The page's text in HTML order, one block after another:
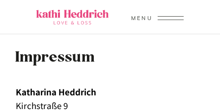
MENU
Impressum
Katharina Heddrich
Kirchstraße 9